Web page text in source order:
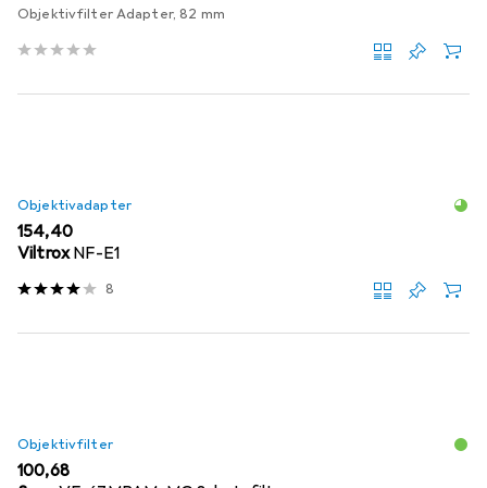
Objektivfilter Adapter, 82 mm
Objektivadapter
EUR
154,40
ViltroxNF-E1
8
Objektivfilter
EUR
100,68